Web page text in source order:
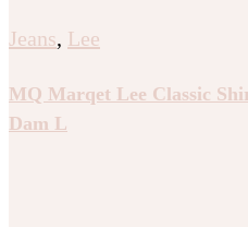
Jeans, Lee
MQ Marqet Lee Classic
Dam L